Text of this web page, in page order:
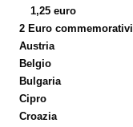
1,25 euro
2 Euro commemorativi
Austria
Belgio
Bulgaria
Cipro
Croazia